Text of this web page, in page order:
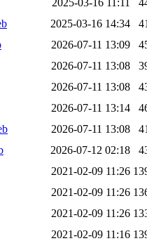
2025-03-16 14:34
2026-07-11 13:09
2026-07-11 13:08
2026-07-11 13:08
2026-07-11 13:14
2026-07-11 13:08
2026-07-12 02:18
2021-02-09 11:26
2021-02-09 11:26
2021-02-09 11:26
2021-02-09 11:16